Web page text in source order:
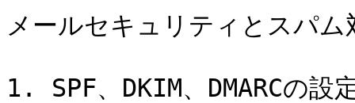
メールセキュリティとスパ
1. SPF、DKIM、DMARCの